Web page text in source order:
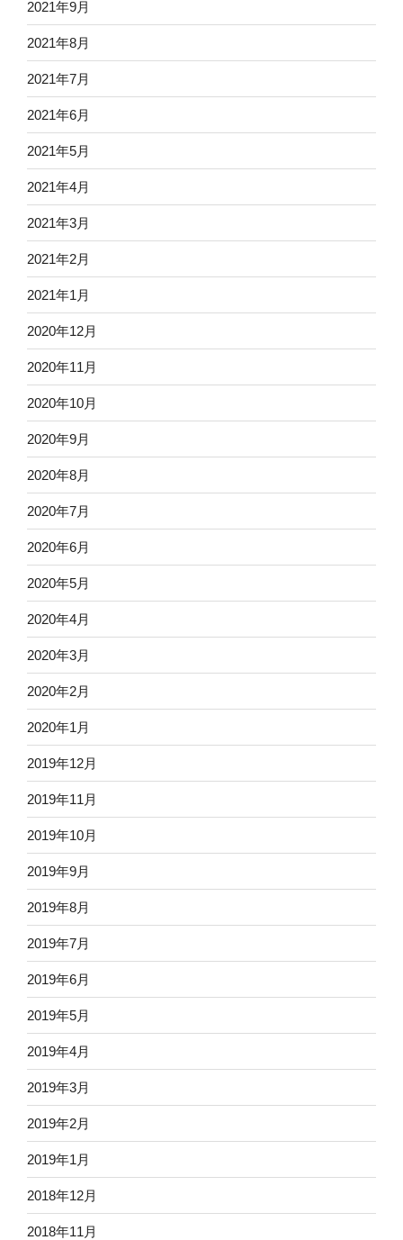
2021年9月
2021年8月
2021年7月
2021年6月
2021年5月
2021年4月
2021年3月
2021年2月
2021年1月
2020年12月
2020年11月
2020年10月
2020年9月
2020年8月
2020年7月
2020年6月
2020年5月
2020年4月
2020年3月
2020年2月
2020年1月
2019年12月
2019年11月
2019年10月
2019年9月
2019年8月
2019年7月
2019年6月
2019年5月
2019年4月
2019年3月
2019年2月
2019年1月
2018年12月
2018年11月